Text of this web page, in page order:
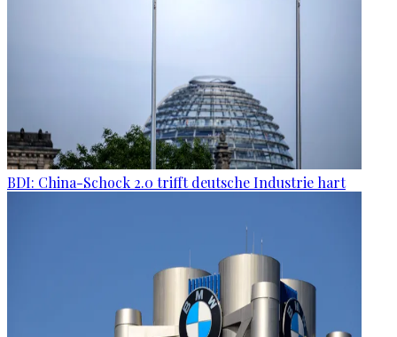
BDI: China-Schock 2.0 trifft deutsche Industrie hart